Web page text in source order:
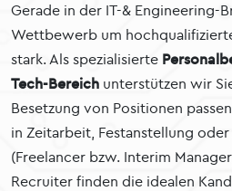
Gerade in der IT-& Engineering-
Wettbewerb um
stark. Als spezialisierte
Tech-Bereich unterstützen wir
Besetzung von Positionen
in Zeitarbeit, Festanstellung
(Freelancer bzw. Interim
Recruiter finden die idealen